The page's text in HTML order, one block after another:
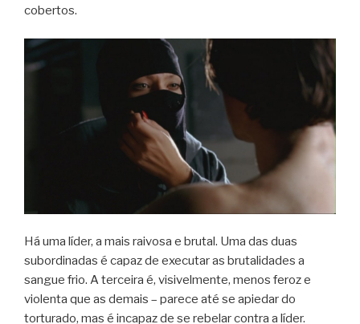
cobertos.
Há uma líder, a mais raivosa e brutal. Uma das duas
subordinadas é capaz de executar as brutalidades a
sangue frio. A terceira é, visivelmente, menos feroz e
violenta que as demais – parece até se apiedar do
torturado, mas é incapaz de se rebelar contra a líder.